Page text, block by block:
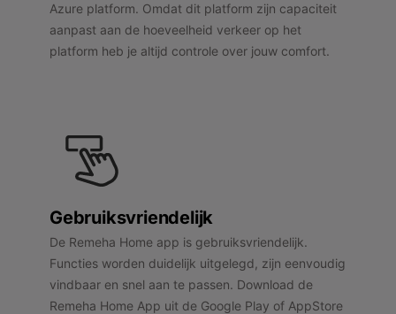
Azure platform. Omdat dit platform zijn capaciteit
aanpast aan de hoeveelheid verkeer op het
platform heb je altijd controle over jouw comfort.
Gebruiksvriendelijk
De Remeha Home app is gebruiksvriendelijk.
Functies worden duidelijk uitgelegd, zijn eenvoudig
vindbaar en snel aan te passen. Download de
Remeha Home App uit de Google Play of AppStore